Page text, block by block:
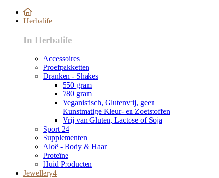
Herbalife
In Herbalife
Accessoires
Proefpakketten
Dranken - Shakes
550 gram
780 gram
Veganistisch, Glutenvrij, geen
Kunstmatige Kleur- en Zoetstoffen
Vrij van Gluten, Lactose of Soja
Sport 24
Supplementen
Aloë - Body & Haar
Proteïne
Huid Producten
Jewellery4